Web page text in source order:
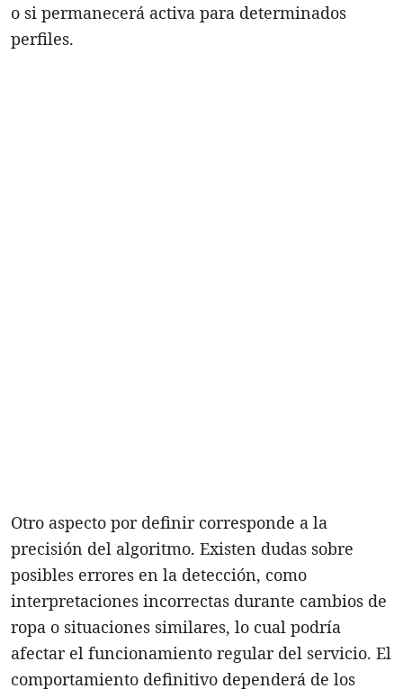
o si permanecerá activa para determinados
perfiles.
Otro aspecto por definir corresponde a la
precisión del algoritmo. Existen dudas sobre
posibles errores en la detección, como
interpretaciones incorrectas durante cambios de
ropa o situaciones similares, lo cual podría
afectar el funcionamiento regular del servicio. El
comportamiento definitivo dependerá de los